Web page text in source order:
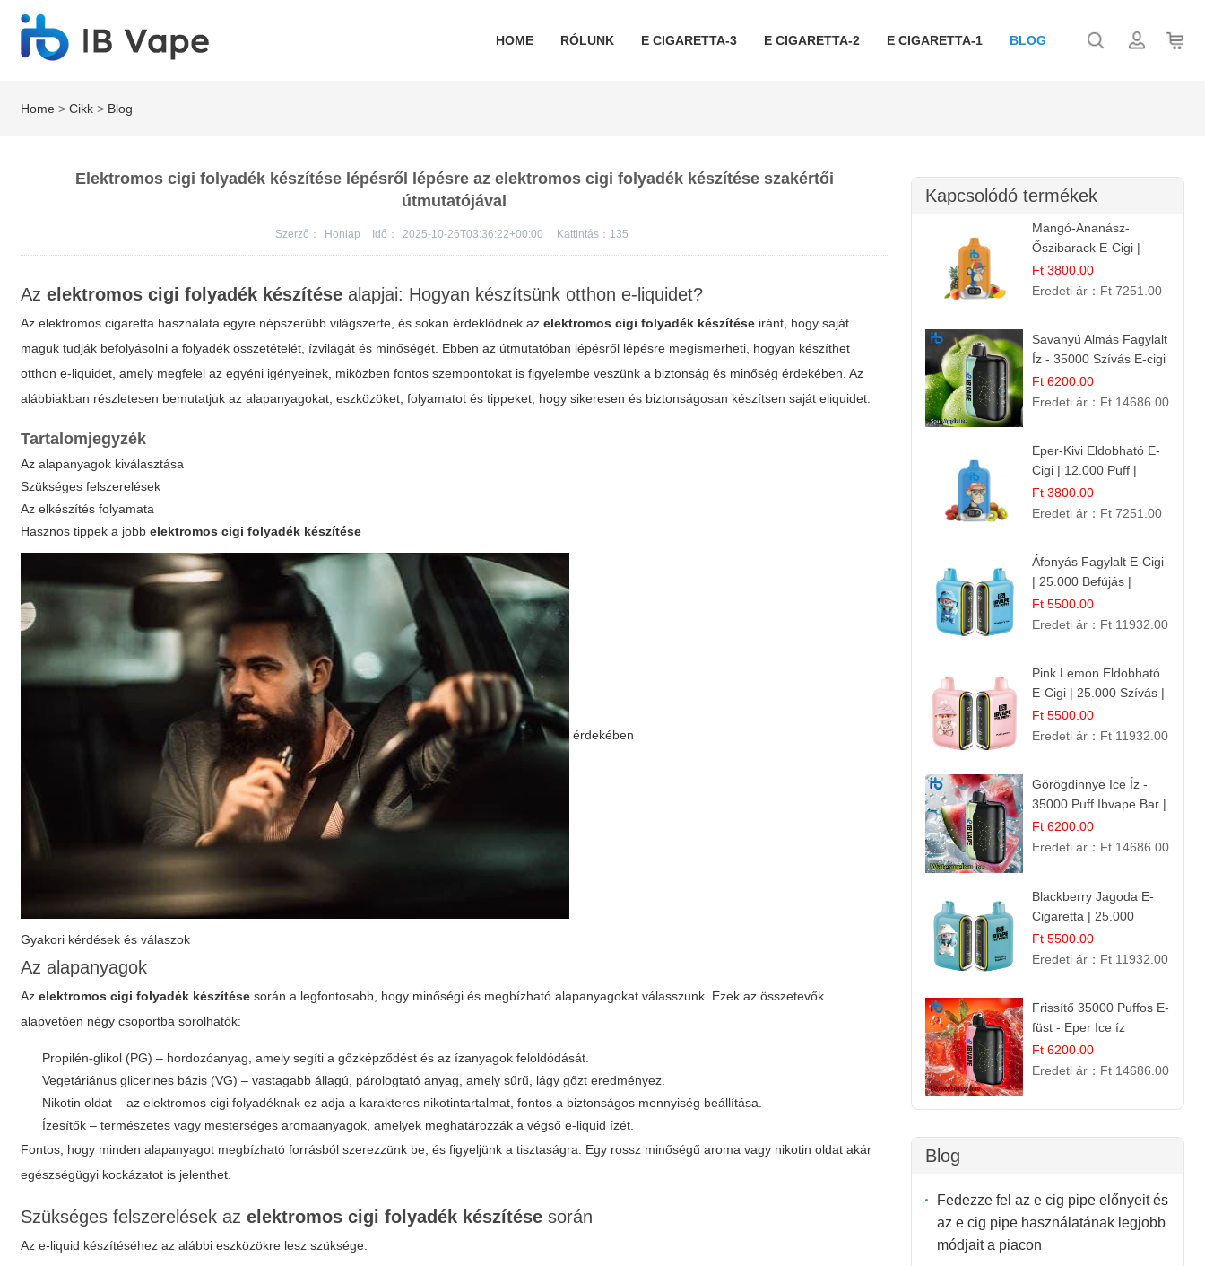
HOME RÓLUNK E CIGARETTA-3 E CIGARETTA-2 E CIGARETTA-1 BLOG
Home >Cikk > Blog
Elektromos cigi folyadék készítése lépésről lépésre az elektromos cigi folyadék készítése szakértői
útmutatójával
Szerző： Honlap Idő： 2025-10-26T03:36:22+00:00 Kattintás： 135
Azelektromos cigi folyadék készítése alapjai: Hogyan készítsünk otthon e-liquidet?
Az elektromos cigaretta használata egyre népszerűbb világszerte, és sokan érdeklődnek azelektromos cigi folyadék készítése iránt, hogy saját
maguk tudják befolyásolni a folyadék összetételét, ízvilágát és minőségét. Ebben az útmutatóban lépésről lépésre megismerheti, hogyan készíthet
otthon e-liquidet, amely megfelel az egyéni igényeinek, miközben fontos szempontokat is figyelembe veszünk a biztonság és minőség érdekében.Az
alábbiakban részletesen bemutatjuk az alapanyagokat, eszközöket, folyamatot és tippeket, hogy sikeresen és biztonságosan készítsen saját eliquidet.
Tartalomjegyzék
Az alapanyagok kiválasztása
Szükséges felszerelések
Az elkészítés folyamata
Hasznos tippek a jobbelektromos cigi folyadék készítése
érdekében
Gyakori kérdések és válaszok
Az alapanyagok
Azelektromos cigi folyadék készítése során a legfontosabb, hogy minőségi és megbízható alapanyagokat válasszunk. Ezek az összetevők
alapvetően négy csoportba sorolhatók:
Propilén-glikol (PG) – hordozóanyag, amely segíti a gőzképződést és az ízanyagok feloldódását.
Vegetáriánus glicerines bázis (VG) – vastagabb állagú, párologtató anyag, amely sűrű, lágy gőzt eredményez.
Nikotin oldat – az elektromos cigi folyadéknak ez adja a karakteres nikotintartalmat, fontos a biztonságos mennyiség beállítása.
Ízesítők – természetes vagy mesterséges aromaanyagok, amelyek meghatározzák a végső e-liquid ízét.
Fontos, hogy minden alapanyagot megbízható forrásból szerezzünk be, és figyeljünk a tisztaságra. Egy rossz minőségű aroma vagy nikotin oldat akár
egészségügyi kockázatot is jelenthet.
Szükséges felszerelések azelektromos cigi folyadék készítése során
Az e-liquid készítéséhez az alábbi eszközökre lesz szüksége:
Kapcsolódó termékek
Mangó-Ananász-
Őszibarack E-Cigi |
12.000 Befújás |
Tropikus Gyümölcs Íz
Ft 3800.00
Eredeti ár： Ft 7251.00
Savanyú Almás Fagylalt
Íz - 35000 Szívás E-cigi
Ft 6200.00
Eredeti ár： Ft 14686.00
Eper-Kivi Eldobható E-
Cigi | 12.000 Puff |
Édes-Gyümölcs Íz
Ft 3800.00
Eredeti ár： Ft 7251.00
Áfonyás Fagylalt E-Cigi
| 25.000 Befújás |
Eldobható E-Cigaretta
Ft 5500.00
Eredeti ár： Ft 11932.00
Pink Lemon Eldobható
E-Cigi | 25.000 Szívás |
Rózsaszín Citrom Íz
Ft 5500.00
Eredeti ár： Ft 11932.00
Görögdinnye Ice Íz -
35000 Puff Ibvape Bar |
Frissítő Mentolos
Élmény!
Ft 6200.00
Eredeti ár： Ft 14686.00
Blackberry Jagoda E-
Cigaretta | 25.000
Szívás | Ízesített E-
Liquid
Ft 5500.00
Eredeti ár： Ft 11932.00
Frissítő 35000 Puffos E-
füst - Eper Ice íz
Ft 6200.00
Eredeti ár： Ft 14686.00
Blog
Fedezze fel az e cig pipe előnyeit és
az e cig pipe használatának legjobb
módjait a piacon